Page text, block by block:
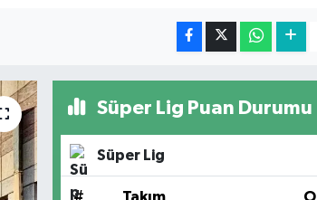
Süper Lig Puan Durumu
Süper Lig
# Takım O